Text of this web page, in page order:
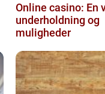
Online casino: En
underholdning og
muligheder